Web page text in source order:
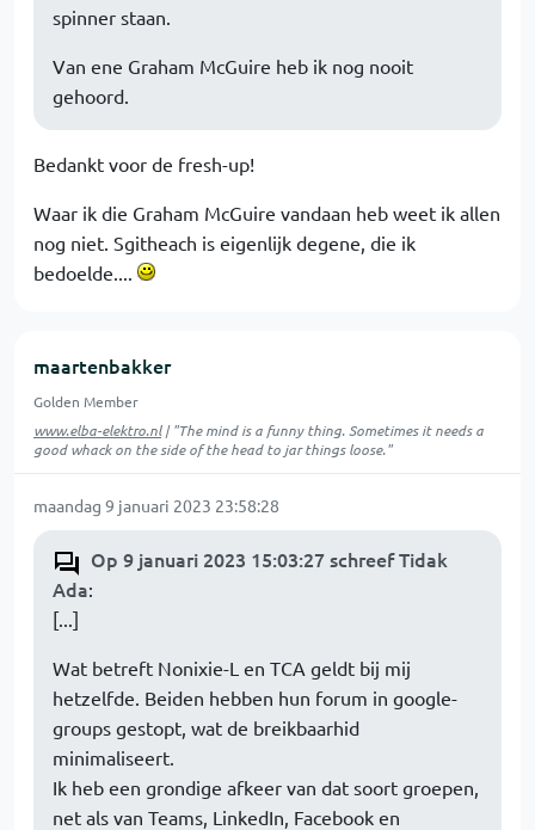
spinner staan.
Van ene Graham McGuire heb ik nog nooit
gehoord.
Bedankt voor de fresh-up!
Waar ik die Graham McGuire vandaan heb weet ik allen
nog niet. Sgitheach is eigenlijk degene, die ik
bedoelde....
maartenbakker
Golden Member
www.elba-elektro.nl| "The mind is a funny thing. Sometimes it needs a
good whack on the side of the head to jar things loose."
maandag 9 januari 2023 23:58:28
Op 9 januari 2023 15:03:27 schreef Tidak
Ada:
[...]
Wat betreft Nonixie-L en TCA geldt bij mij
hetzelfde. Beiden hebben hun forum in google-
groups gestopt, wat de breikbaarhid
minimaliseert.
Ik heb een grondige afkeer van dat soort groepen,
net als van Teams, LinkedIn, Facebook en